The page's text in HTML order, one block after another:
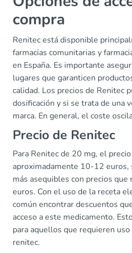
compra
Renitec está disponible
farmacias comunitarias y
en España. Es importante
lugares que garanticen
calidad. Los precios de Renitec
dosificación y si se trata de una
marca. En general, el coste
Precio de Renitec
Para Renitec de 20 mg, el
aproximadamente 10-12 euros,
más asequibles con precios
euros. Con el uso de la receta
común encontrar descuentos
acceso a este medicamento.
para aquellos que requieren
renitec.